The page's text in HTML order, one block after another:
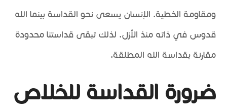
ومقاومة الخطية. الإنسان يسعى نحو القداسة بينما الله
قدوس في ذاته منذ الأزل. لذلك تبقى قداستنا محدودة
مقارنة بقداسة الله المطلقة.
ضرورة القداسة للخلاص